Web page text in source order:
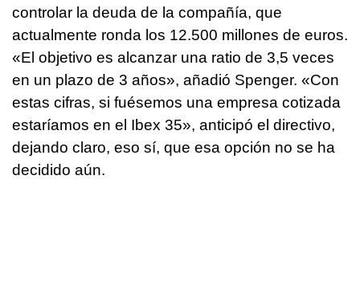
controlar la deuda de la compañía, que
actualmente ronda los 12.500 millones de euros.
«El objetivo es alcanzar una ratio de 3,5 veces
en un plazo de 3 años», añadió Spenger. «Con
estas cifras, si fuésemos una empresa cotizada
estaríamos en el Ibex 35», anticipó el directivo,
dejando claro, eso sí, que esa opción no se ha
decidido aún.